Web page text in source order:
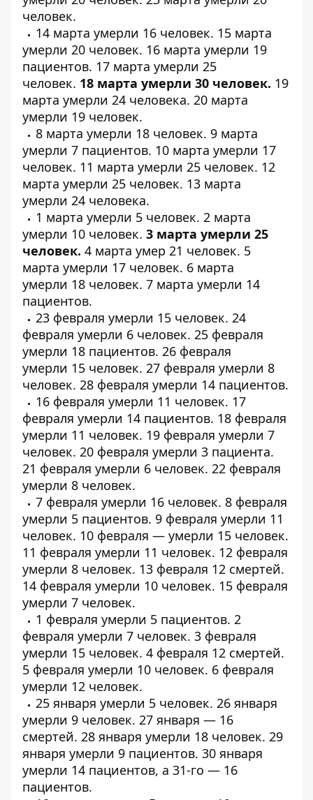
человек.
14 марта умерли 16 человек. 15 марта
умерли 20 человек. 16 марта умерли 19
пациентов. 17 марта умерли 25
человек. 18 марта умерли 30 человек. 19
марта умерли 24 человека. 20 марта
умерли 19 человек.
8 марта умерли 18 человек. 9 марта
умерли 7 пациентов. 10 марта умерли 17
человек. 11 марта умерли 25 человек. 12
марта умерли 25 человек. 13 марта
умерли 24 человека.
1 марта умерли 5 человек. 2 марта
умерли 10 человек. 3 марта умерли 25
человек. 4 марта умер 21 человек. 5
марта умерли 17 человек. 6 марта
умерли 18 человек. 7 марта умерли 14
пациентов.
23 февраля умерли 15 человек. 24
февраля умерли 6 человек. 25 февраля
умерли 18 пациентов. 26 февраля
умерли 15 человек. 27 февраля умерли 8
человек. 28 февраля умерли 14 пациентов.
16 февраля умерли 11 человек. 17
февраля умерли 14 пациентов. 18 февраля
умерли 11 человек. 19 февраля умерли 7
человек. 20 февраля умерли 3 пациента.
21 февраля умерли 6 человек. 22 февраля
умерли 8 человек.
7 февраля умерли 16 человек. 8 февраля
умерли 5 пациентов. 9 февраля умерли 11
человек. 10 февраля — умерли 15 человек.
11 февраля умерли 11 человек. 12 февраля
умерли 8 человек. 13 февраля 12 смертей.
14 февраля умерли 10 человек. 15 февраля
умерли 7 человек.
1 февраля умерли 5 пациентов. 2
февраля умерли 7 человек. 3 февраля
умерли 15 человек. 4 февраля 12 смертей.
5 февраля умерли 10 человек. 6 февраля
умерли 12 человек.
25 января умерли 5 человек. 26 января
умерли 9 человек. 27 января — 16
смертей. 28 января умерли 18 человек. 29
января умерли 9 пациентов. 30 января
умерли 14 пациентов, а 31-го — 16
пациентов.